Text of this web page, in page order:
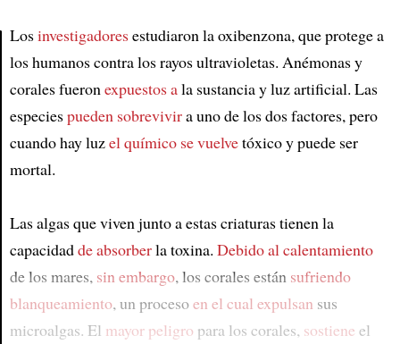
Article
Losinvestigadoresestudiaron la oxibenzona, que protege a
los humanos contra los rayos ultravioletas. Anémonas y
corales fueron expuestos ala sustancia y luz artificial. Las
especiespueden sobrevivira uno de los dos factores, pero
cuando hay luzel químico se vuelvetóxico y puede ser
mortal.
Las algas que viven junto a estas criaturas tienen la
capacidadde absorberla toxina. Debido al calentamiento
de los mares, sin embargo, los corales están sufriendo
blanqueamiento, un procesoen el cual expulsan sus
microalgas. El mayor peligro para los corales, sostiene el